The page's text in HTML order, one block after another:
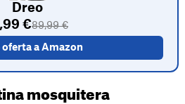
Dreo
€89,99 €
oferta a Amazon
mosquitera